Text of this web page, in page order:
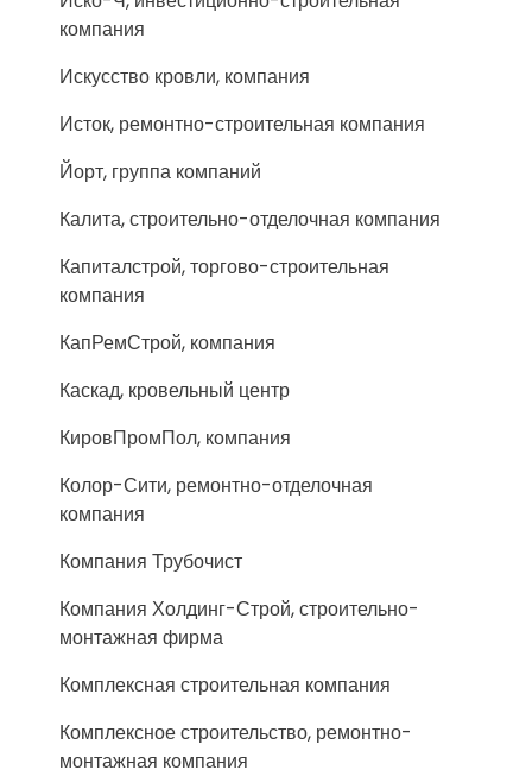
компания
Искусство кровли, компания
Исток, ремонтно-строительная компания
Йорт, группа компаний
Калита, строительно-отделочная компания
Капиталстрой, торгово-строительная
компания
КапРемСтрой, компания
Каскад, кровельный центр
КировПромПол, компания
Колор-Сити, ремонтно-отделочная
компания
Компания Трубочист
Компания Холдинг-Строй, строительно-
монтажная фирма
Комплексная строительная компания
Комплексное строительство, ремонтно-
монтажная компания